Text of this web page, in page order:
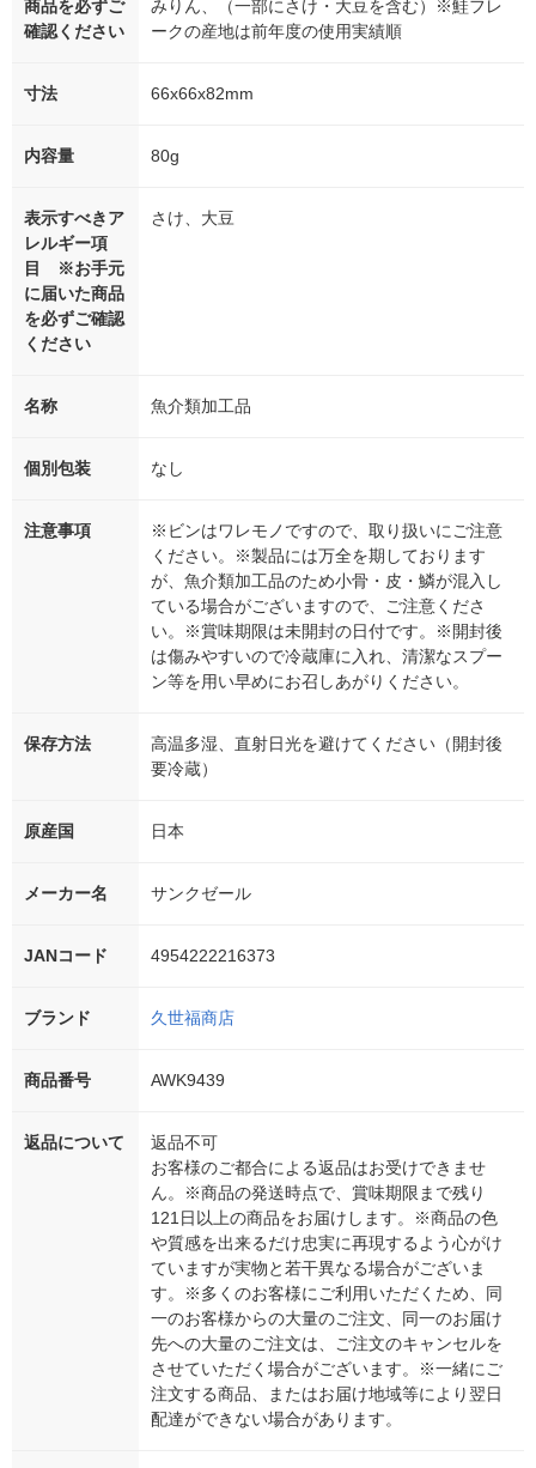
商品を必ずご
確認ください
みりん、（一部にさけ・大豆を含む）※鮭フレ
ークの産地は前年度の使用実績順
寸法 66x66x82mm
内容量 80g
表示すべきア
レルギー項
目 ※お手元
に届いた商品
を必ずご確認
ください
さけ、大豆
名称 魚介類加工品
個別包装 なし
注意事項
※ビンはワレモノですので、取り扱いにご注意
ください。※製品には万全を期しております
が、魚介類加工品のため小骨・皮・鱗が混入し
ている場合がございますので、ご注意くださ
い。※賞味期限は未開封の日付です。※開封後
は傷みやすいので冷蔵庫に入れ、清潔なスプー
ン等を用い早めにお召しあがりください。
保存方法
高温多湿、直射日光を避けてください（開封後
要冷蔵）
原産国 日本
メーカー名 サンクゼール
JANコード 4954222216373
ブランド 久世福商店
商品番号 AWK9439
返品について
返品不可
お客様のご都合による返品はお受けできませ
ん。※商品の発送時点で、賞味期限まで残り
121日以上の商品をお届けします。※商品の色
や質感を出来るだけ忠実に再現するよう心がけ
ていますが実物と若干異なる場合がございま
す。※多くのお客様にご利用いただくため、同
一のお客様からの大量のご注文、同一のお届け
先への大量のご注文は、ご注文のキャンセルを
させていただく場合がございます。※一緒にご
注文する商品、またはお届け地域等により翌日
配達ができない場合があります。